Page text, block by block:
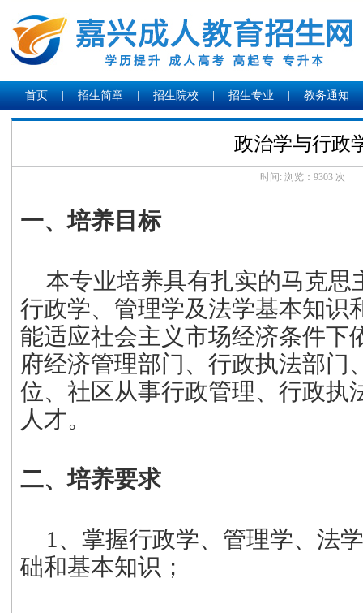
首页 招生简章 招生院校 招生专业 教务通知
政治学与行政
时间: 浏览： 9303 次
一、培养目标
本专业培养具有扎实的马克思
行政学、管理学及法学基本知识
能适应社会主义市场经济条件下
府经济管理部门、行政执法部门
位、社区从事行政管理、行政执
人才。
二、培养要求
1 、掌握行政学、管理学、法
础和基本知识；